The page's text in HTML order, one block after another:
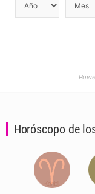
Horóscopo de